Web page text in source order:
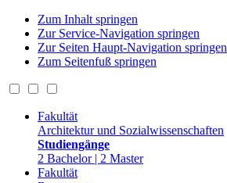
Zum Inhalt springen
Zur Service-Navigation springen
Zur Seiten Haupt-Navigation springen
Zum Seitenfuß springen
Fakultät
Architektur und Sozialwissenschaften
Studiengänge
2 Bachelor | 2 Master
Fakultät